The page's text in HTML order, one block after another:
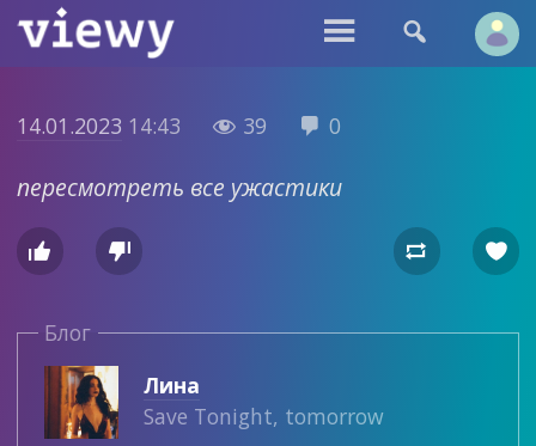
 
14.01.2023 14:43  39  0
пересмотреть все ужастики
   
Блог
Лина
Save Tonight, tomorrow